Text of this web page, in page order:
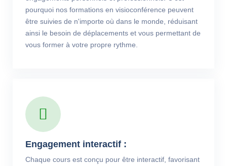
pourquoi nos formations en visioconférence peuvent
être suivies de n'importe où dans le monde, réduisant
ainsi le besoin de déplacements et vous permettant de
vous former à votre propre rythme.
Engagement interactif :
Chaque cours est conçu pour être interactif, favorisant